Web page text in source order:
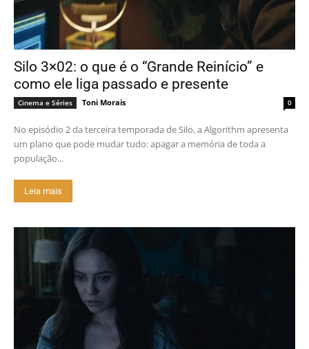
Silo 3×02: o que é o “Grande Reinício” e
como ele liga passado e presente
Cinema e Séries Toni Morais 0
No episódio 2 da terceira temporada de Silo, a Algorithm apresenta
um plano que pode mudar tudo: apagar a memória de toda a
população...
Leia mais